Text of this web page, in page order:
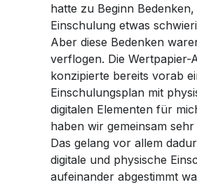
hatte zu Beginn Bedenken,
Einschulung etwas
Aber diese Bedenken
verflogen. Die Wertpapier-
konzipierte bereits vorab
Einschulungsplan mit
digitalen Elementen für
haben wir gemeinsam
Das gelang vor allem
digitale und physische
aufeinander abgestimmt